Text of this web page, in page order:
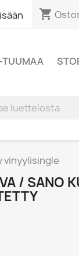
shopping_cart
TUUMAA
vinyylisingle
/ SANO